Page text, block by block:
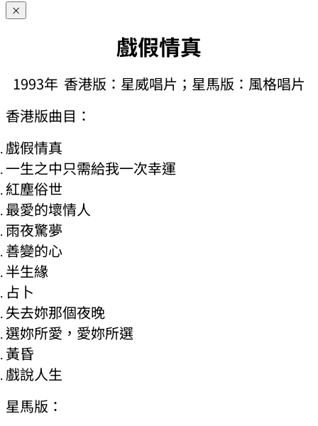
×
戲假情真
1993年 香港版：星威唱片；星馬版：風格唱片
香港版曲目：
戲假情真
一生之中只需給我一次幸運
紅塵俗世
最愛的壞情人
雨夜驚夢
善變的心
半生緣
占卜
失去妳那個夜晚
選妳所愛，愛妳所選
黃昏
戲說人生
星馬版：